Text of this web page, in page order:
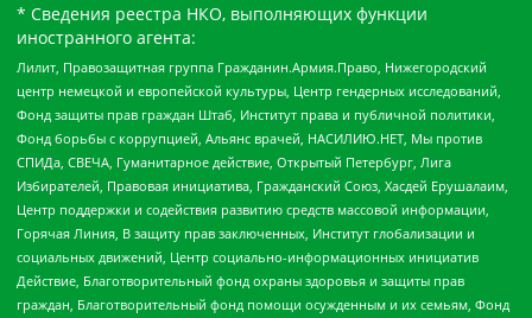
* Сведения реестра НКО, выполняющих функции
иностранного агента:
Лилит, Правозащитная группа Гражданин.Армия.Право, Нижегородский
центр немецкой и европейской культуры, Центр гендерных исследований,
Фонд защиты прав граждан Штаб, Институт права и публичной политики,
Фонд борьбы с коррупцией, Альянс врачей, НАСИЛИЮ.НЕТ, Мы против
СПИДа, СВЕЧА, Гуманитарное действие, Открытый Петербург, Лига
Избирателей, Правовая инициатива, Гражданский Союз, Хасдей Ерушалаим,
Центр поддержки и содействия развитию средств массовой информации,
Горячая Линия, В защиту прав заключенных, Институт глобализации и
социальных движений, Центр социально-информационных инициатив
Действие, Благотворительный фонд охраны здоровья и защиты прав
граждан, Благотворительный фонд помощи осужденным и их семьям, Фонд